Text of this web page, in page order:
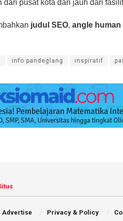
dari pusat kota dan jauh dari
judul SEO, angle human
info pandeglang inspiratif
Advertise Privacy & Policy